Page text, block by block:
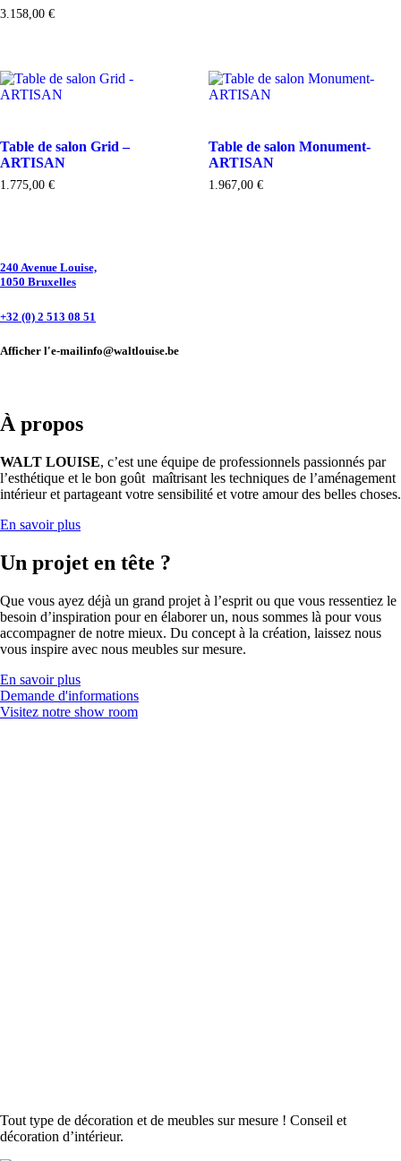
3.158,00 €
Table de salon Grid –
ARTISAN
1.775,00 €
Table de salon Monument-
ARTISAN
1.967,00 €
240 Avenue Louise,
1050 Bruxelles
+32 (0) 2 513 08 51
Afficher l'e-mailinfo@waltlouise.be
À propos
WALT LOUISE, c’est une équipe de professionnels passionnés par
l’esthétique et le bon goût maîtrisant les techniques de l’aménagement
intérieur et partageant votre sensibilité et votre amour des belles choses.
En savoir plus
Un projet en tête ?
Que vous ayez déjà un grand projet à l’esprit ou que vous ressentiez le
besoin d’inspiration pour en élaborer un, nous sommes là pour vous
accompagner de notre mieux. Du concept à la création, laissez nous
vous inspire avec nous meubles sur mesure.
En savoir plus
Demande d'informations
Visitez notre show room
Tout type de décoration et de meubles sur mesure ! Conseil et
décoration d’intérieur.